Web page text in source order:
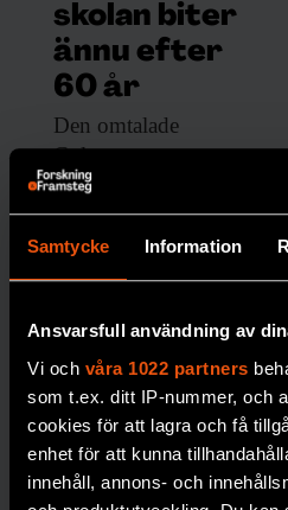
Samtycke Information
Ansvarsfull användning av
Vi och våra 1022 partners
som t.ex. ditt IP-nummer, och
cookies för att lagra och få
enhet för att kunna
innehåll, annons- och
skolan biter
ännu efter
60 år
Den omtalade
Colemanrapporten
gav obekväma svar
om
skolsegregationens
orsaker. 60 år efter
fortfarande avtryck i
debatten.
SOCIOLOGI